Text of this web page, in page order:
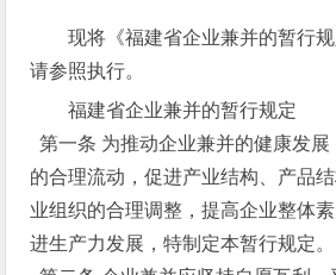
现将《福建省企业兼并的暂行
请参照执行。
福建省企业兼并的暂行规定
第一条 为推动企业兼并的健康发
的合理流动，促进产业结构、产品
业组织的合理调整，提高企业整体
进生产力发展，特制定本暂行规定。